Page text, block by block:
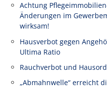
Achtung
Änderungen im
wirksam!
Hausverbot gegen
Ultima Ratio
Rauchverbot und
„Abmahnwelle“ erreicht